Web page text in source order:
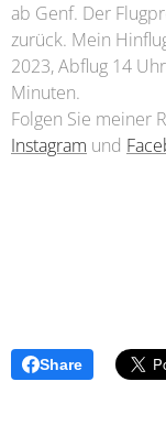
ab Genf. Der
zurück. Mein
2023, Abflug 14
Minuten.
Folgen Sie meiner
Instagram und
Share